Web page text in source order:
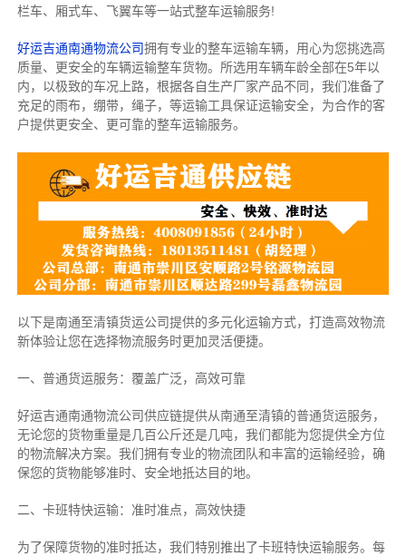
栏车、厢式车、飞翼车等一站式整车运输服务!
好运吉通南通物流公司拥有专业的整车运输车辆，用心为您挑选高
质量、更安全的车辆运输整车货物。所选用车辆车龄全部在5年以
内，以极致的车况上路，根据各自生产厂家产品不同，我们准备了
充足的雨布，绷带，绳子，等运输工具保证运输安全，为合作的客
户提供更安全、更可靠的整车运输服务。
以下是南通至清镇货运公司提供的多元化运输方式，打造高效物流
新体验让您在选择物流服务时更加灵活便捷。
一、普通货运服务：覆盖广泛，高效可靠
好运吉通南通物流公司供应链提供从南通至清镇的普通货运服务，
无论您的货物重量是几百公斤还是几吨，我们都能为您提供全方位
的物流解决方案。我们拥有专业的物流团队和丰富的运输经验，确
保您的货物能够准时、安全地抵达目的地。
二、卡班特快运输：准时准点，高效快捷
为了保障货物的准时抵达，我们特别推出了卡班特快运输服务。每